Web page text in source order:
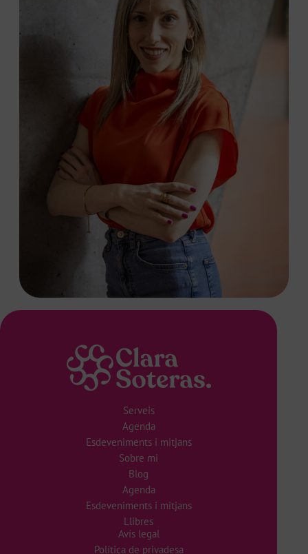
Serveis
Agenda
Esdeveniments i mitjans
Sobre mi
Blog
Agenda
Esdeveniments i mitjans
Llibres
Avís legal
Política de privadesa